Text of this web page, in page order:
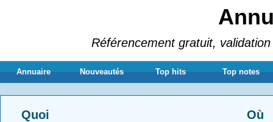
Référencement gratuit,
Annuaire Nouveautés Top hits Top notes
Quoi Où